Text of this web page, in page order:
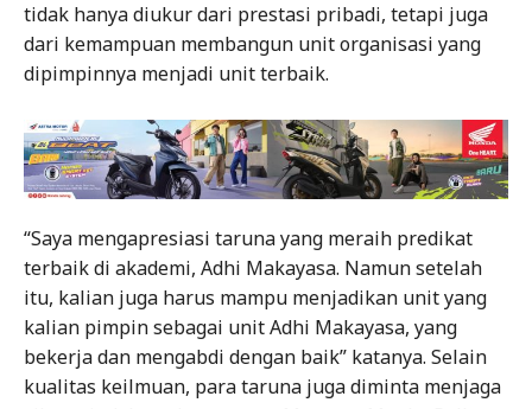
tidak hanya diukur dari prestasi pribadi, tetapi juga
dari kemampuan membangun unit organisasi yang
dipimpinnya menjadi unit terbaik.
“Saya mengapresiasi taruna yang meraih predikat
terbaik di akademi, Adhi Makayasa. Namun setelah
itu, kalian juga harus mampu menjadikan unit yang
kalian pimpin sebagai unit Adhi Makayasa, yang
bekerja dan mengabdi dengan baik” katanya. Selain
kualitas keilmuan, para taruna juga diminta menjaga